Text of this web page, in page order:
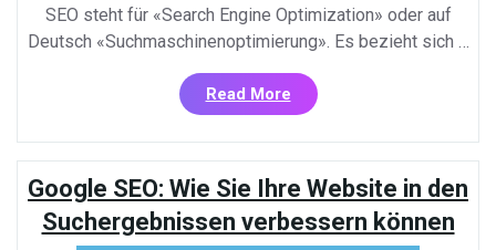
SEO steht für «Search Engine Optimization» oder auf
Deutsch «Suchmaschinenoptimierung». Es bezieht sich …
Read More«SEO
Marketing:
Wie
Sie
Ihre
Online-
Präsenz
Google SEO: Wie Sie Ihre Website in den
Suchergebnissen verbessern können